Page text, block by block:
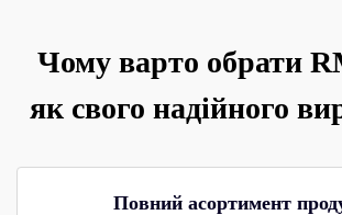
Чому варто обрати
як свого надійного
Повний асортимент